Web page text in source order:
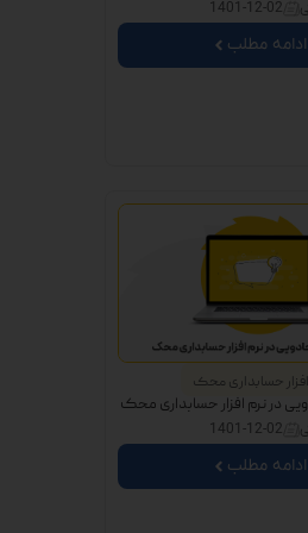
1401-12-02
ادامه مطلب
حسابداری محک
در نرم افزار حسابداری محک
1401-12-02
ادامه مطلب